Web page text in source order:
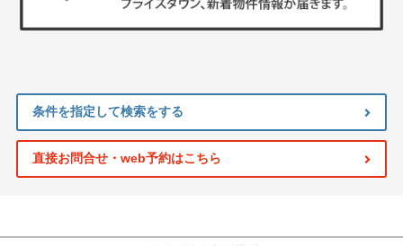
条件を指定して検索をする
直接お問合せ・web予約はこちら